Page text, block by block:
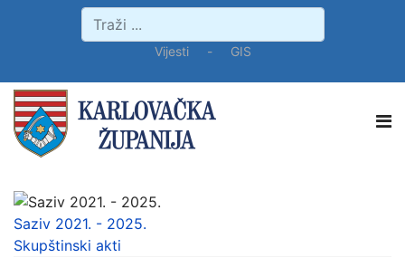
Vijesti- GIS
Saziv 2021. - 2025.
Skupštinski akti